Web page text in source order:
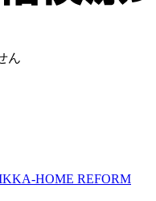
ん
HOME REFORM